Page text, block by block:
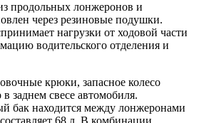
продольных лонжеронов и
через резиновые подушки.
нагрузки от ходовой части
водительского отделения и
крюки, запасное колесо
заднем свесе автомобиля.
бак находится между лонжеронами